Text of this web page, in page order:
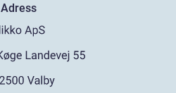
Adress